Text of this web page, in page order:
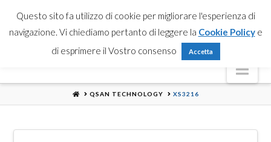
HOMEQSAN TECHNOLOGY XS3216
Questo sito fa utilizzo di cookie per migliorare l'esperienza di
navigazione. Vi chiediamo pertanto di leggere la Cookie Policye
di esprimere il Vostro consenso
Accetta